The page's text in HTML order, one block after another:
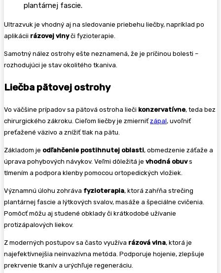
plantárnej fascie.
Ultrazvuk je vhodný aj na sledovanie priebehu liečby, napríklad po
aplikácii rázovej vlnyči fyzioterapie.
Samotný nález ostrohy ešte neznamená, že je príčinou bolesti –
rozhodujúci je stav okolitého tkaniva.
Liečba pätovej ostrohy
Vo väčšine prípadov sa pätová ostroha lieči konzervatívne, teda bez
chirurgického zákroku. Cieľom liečby je zmierniťzápal, uvoľniť
preťažené väzivo a znížiť tlak na pätu.
Základom je odľahčenie postihnutej oblasti, obmedzenie záťaže a
úprava pohybových návykov. Veľmi dôležitá je vhodná obuvs
tlmením a podpora klenby pomocou ortopedických vložiek.
Významnú úlohu zohráva fyzioterapia, ktorá zahŕňa strečing
plantárnej fascie a lýtkových svalov, masáže a špeciálne cvičenia.
Pomôcť môžu aj studené obklady či krátkodobé užívanie
protizápalových liekov.
Z moderných postupov sa často využíva rázová vlna, ktorá je
najefektívnejšia neinvazívna metóda. Podporuje hojenie, zlepšuje
prekrvenie tkanív a urýchľuje regeneráciu.